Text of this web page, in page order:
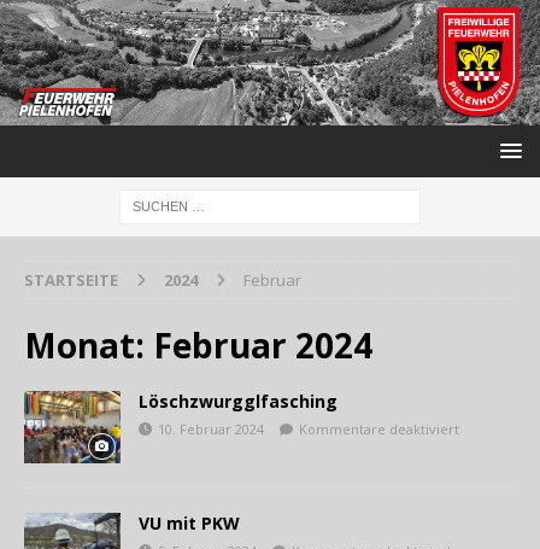
STARTSEITE 2024 Februar
Monat: Februar 2024
Löschzwurgglfasching
10. Februar 2024 Kommentare deaktiviert
VU mit PKW